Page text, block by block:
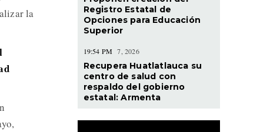
la
Registro Estatal de
Opciones para Educación
Superior
19:54 PM 7, 2026
Recupera Huatlatlauca su
centro de salud con
respaldo del gobierno
estatal: Armenta